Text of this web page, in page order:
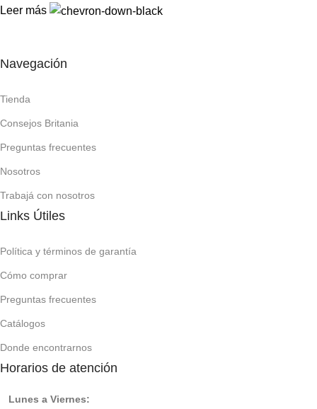
Leer más
Navegación
Tienda
Consejos Britania
Preguntas frecuentes
Nosotros
Trabajá con nosotros
Links Útiles
Política y términos de garantía
Cómo comprar
Preguntas frecuentes
Catálogos
Donde encontrarnos
Horarios de atención
Lunes a Viernes: